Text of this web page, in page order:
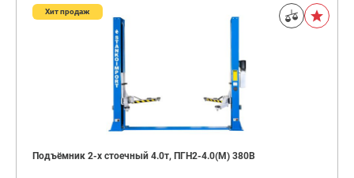
Хит продаж
Подъёмник 2-х стоечный 4.0т, ПГН2-4.0(М) 380В